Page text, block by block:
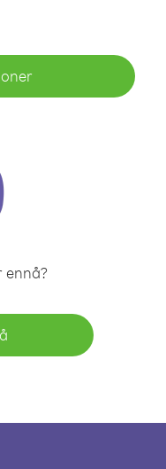
ennå?